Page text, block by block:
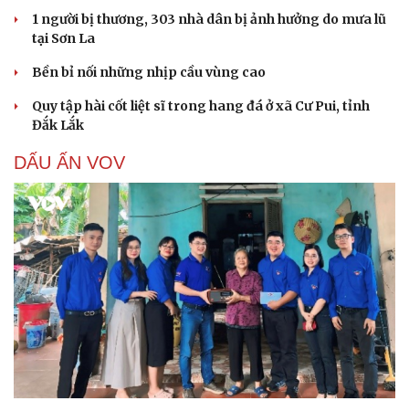
1 người bị thương, 303 nhà dân bị ảnh hưởng do mưa lũ
tại Sơn La
Bền bỉ nối những nhịp cầu vùng cao
Quy tập hài cốt liệt sĩ trong hang đá ở xã Cư Pui, tỉnh
Đắk Lắk
DẤU ẤN VOV